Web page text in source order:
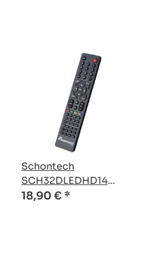
Schontech
SCH32DLEDHD14
kompatible Ersatz
18,90 € *